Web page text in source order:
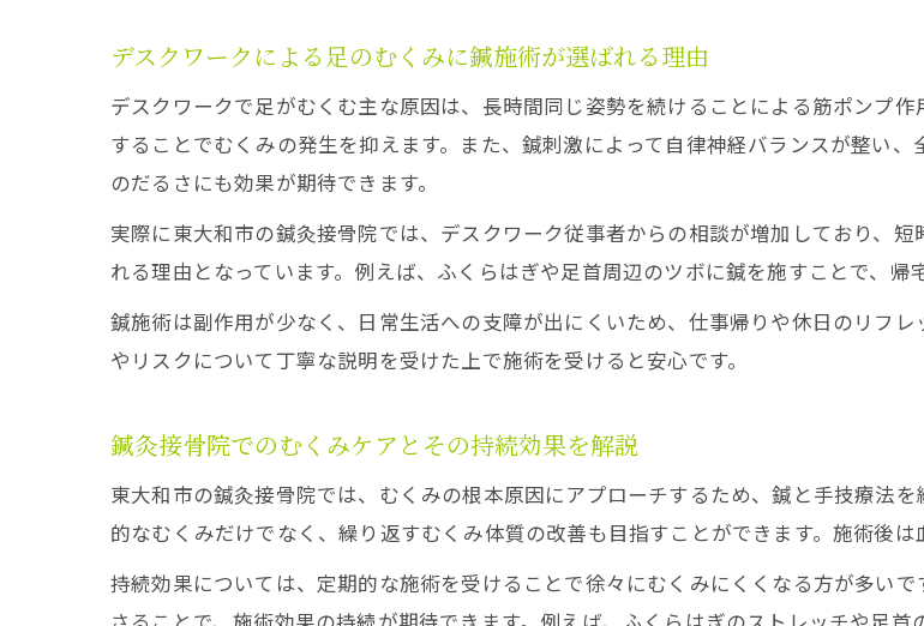
デスクワークによる足のむくみに鍼施術が選ばれる理由
デスクワークで足がむくむ主な原因は、長時間同じ姿勢を続けることによる筋ポンプ
することでむくみの発生を抑えます。また、鍼刺激によって自律神経バランスが整い
のだるさにも効果が期待できます。
実際に東大和市の鍼灸接骨院では、デスクワーク従事者からの相談が増加しており、
れる理由となっています。例えば、ふくらはぎや足首周辺のツボに鍼を施すことで、帰
鍼施術は副作用が少なく、日常生活への支障が出にくいため、仕事帰りや休日のリフ
やリスクについて丁寧な説明を受けた上で施術を受けると安心です。
鍼灸接骨院でのむくみケアとその持続効果を解説
東大和市の鍼灸接骨院では、むくみの根本原因にアプローチするため、鍼と手技療法
的なむくみだけでなく、繰り返すむくみ体質の改善も目指すことができます。施術後は
持続効果については、定期的な施術を受けることで徐々にむくみにくくなる方が多い